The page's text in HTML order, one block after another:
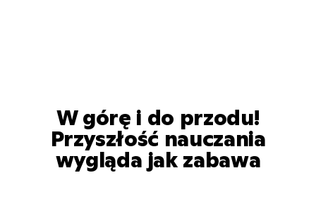
W górę i do przodu!
Przyszłość nauczania
wygląda jak zabawa